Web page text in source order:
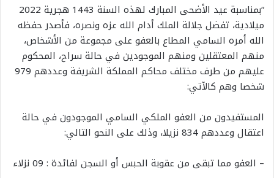
“بمناسبة عيد الأضحى المبارك لهذه السنة 1443 هجرية 2022
ميلادية، تفضل جلالة الملك أدام الله عزه ونصره، فأصدر حفظه
الله أمره السامي المطاع بالعفو على مجموعة من الأشخاص،
منهم المعتقلين ومنهم الموجودين في حالة سراح، المحكوم
عليهم من طرف مختلف محاكم المملكة الشريفة وعددهم 979
شخصا وهم كالآتي:
المستفيدون من العفو الملكي السامي الموجودون في حالة
اعتقال وعددهم 834 نزيلا، وذلك على النحو التالي:
– العفو مما تبقى من عقوبة الحبس أو السجن لفائدة : 09 نزلاء